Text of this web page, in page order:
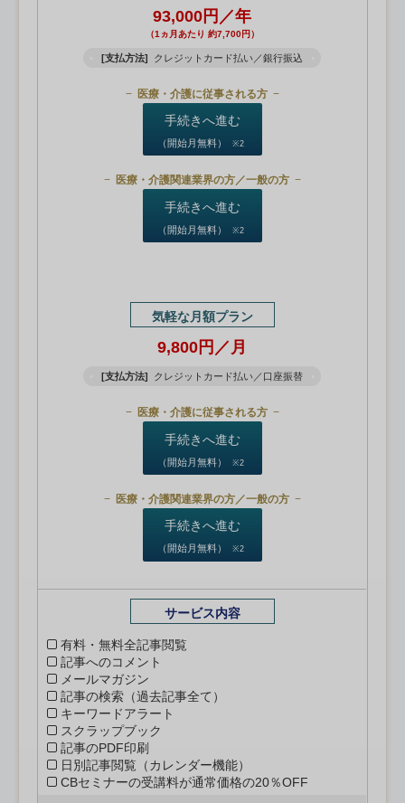
93,000円／年
（1ヵ月あたり 約7,700円）
[支払方法] クレジットカード払い／銀行振込
医療・介護に従事される方
手続きへ進む
（開始月無料） ※2
医療・介護関連業界の方／一般の方
手続きへ進む
（開始月無料） ※2
気軽な月額プラン
9,800円／月
[支払方法] クレジットカード払い／口座振替
医療・介護に従事される方
手続きへ進む
（開始月無料） ※2
医療・介護関連業界の方／一般の方
手続きへ進む
（開始月無料） ※2
サービス内容
有料・無料全記事閲覧
記事へのコメント
メールマガジン
記事の検索（過去記事全て）
キーワードアラート
スクラップブック
記事のPDF印刷
日別記事閲覧（カレンダー機能）
CBセミナーの受講料が通常価格の20％OFF